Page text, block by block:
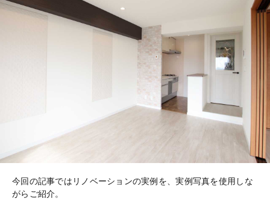
今回の記事ではリノベーションの実例を、実例写真を使用しな
がらご紹介。